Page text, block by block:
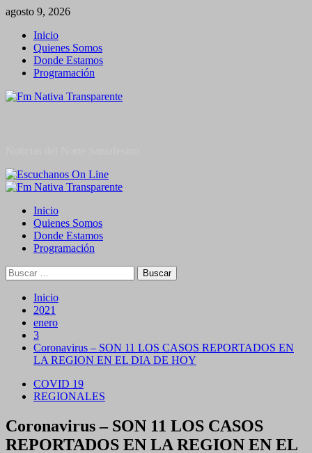
Saltar
contenido
agosto 9, 2026
Inicio
Quienes Somos
Donde Estamos
Programación
Menú
Inicio
Quienes Somos
Donde Estamos
Programación
Buscar:
Inicio
2021
enero
3
Coronavirus – SON 11 LOS CASOS REPORTADOS EN
LA REGION EN EL DIA DE HOY
COVID 19
REGIONALES
Coronavirus – SON 11 LOS CASOS
REPORTADOS EN LA REGION EN EL